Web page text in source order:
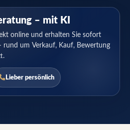
– mit KI
online und erhalten Sie sofort
rund um Verkauf, Kauf, Bewertung
Lieber persönlich